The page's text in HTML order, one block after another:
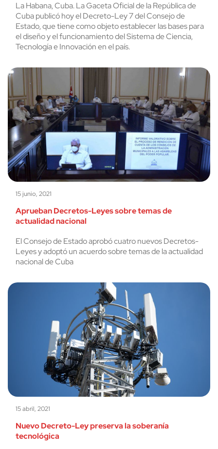
La Habana, Cuba. La Gaceta Oficial de la República de
Cuba publicó hoy el Decreto-Ley 7 del Consejo de
Estado, que tiene como objeto establecer las bases para
el diseño y el funcionamiento del Sistema de Ciencia,
Tecnología e Innovación en el país.
15 junio, 2021
Aprueban Decretos-Leyes sobre temas de
actualidad nacional
El Consejo de Estado aprobó cuatro nuevos Decretos-
Leyes y adoptó un acuerdo sobre temas de la actualidad
nacional de Cuba
15 abril, 2021
Nuevo Decreto-Ley preserva la soberanía
tecnológica